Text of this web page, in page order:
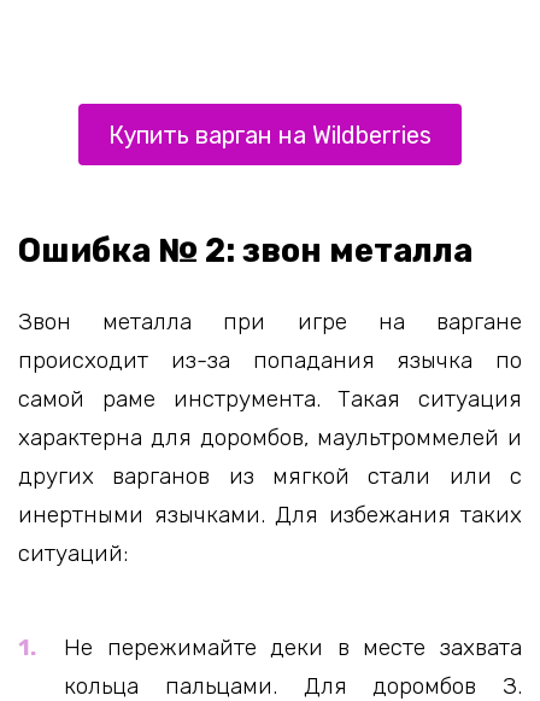
Купить варган на Wildberries
Ошибка № 2: звон металла
Звон металла при игре на варгане
происходит из-за попадания язычка по
самой раме инструмента. Такая ситуация
характерна для доромбов, маультроммелей и
других варганов из мягкой стали или с
инертными язычками. Для избежания таких
ситуаций:
Не пережимайте деки в месте захвата
кольца пальцами. Для доромбов З.